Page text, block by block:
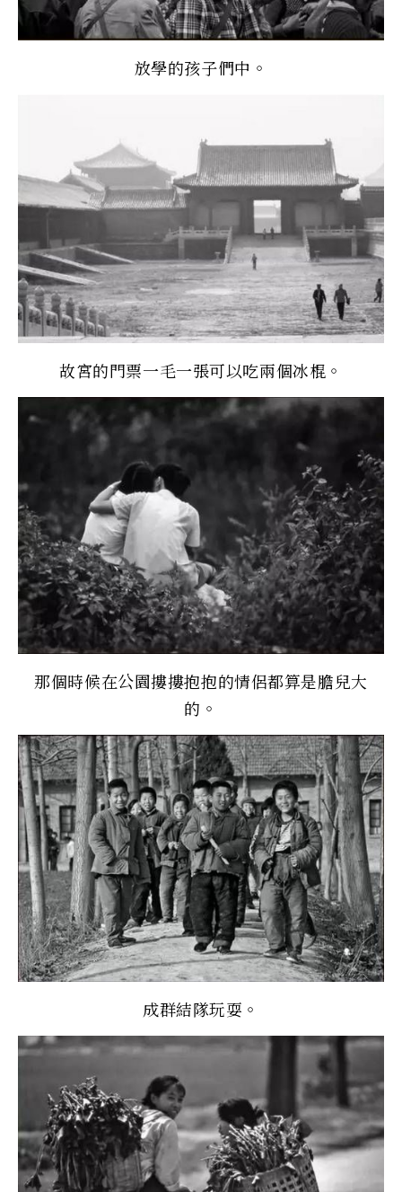
放學的孩子們中。
故宮的門票一毛一張可以吃兩個冰棍。
那個時候在公園摟摟抱抱的情侶都算是膽兒大
的。
成群結隊玩耍。